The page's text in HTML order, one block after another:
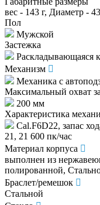
вес - 143 г, Диаметр -
Пол
Мужской
Застежка
Раскладывающаяся
Механизм
Механика с
Максимальный охват
200 мм
Характеристика
Cal.F6D22, запас
21, 21 600 пк/час
Материал корпуса
выполнен из
полированной,
Браслет/ремешок
Стальной